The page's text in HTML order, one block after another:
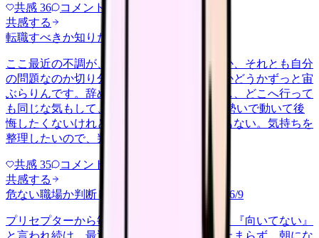
共感 36 コメント
共感する
転職すべきか知りたい
ここ最近の不調が、職場の環境のせいなのか、それとも自分
の問題なのか切り分けられず、転職すべきかどうかずっと宙
ぶらりんです。辞めれば楽になる気もするし、どこへ行って
も同じな気もして、決め手がありません。 勢いで動いて後
悔したくないけれど、このまま留まる根拠もない。気持ちを
整理したいので、判断材料の集…
共感 35 コメント
共感する
危ない職場か判断してほしい
2026/6/9
プリセプターから毎日のように『辞めれば』『向いてない』
と言われ続け、最近は職場が近づくと涙が止まらず、朝にな